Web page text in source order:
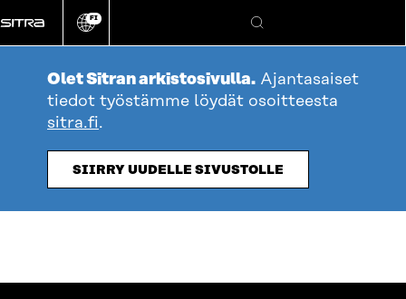
suoraan
sisältöön
Vaihda
kieli
FI
Hae
Olet Sitran arkistosivulla. Ajantasaiset
tiedot työstämme löydät osoitteesta
sitra.fi.
SIIRRY UUDELLE SIVUSTOLLE